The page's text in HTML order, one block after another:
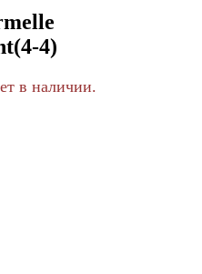
4)
в наличии.